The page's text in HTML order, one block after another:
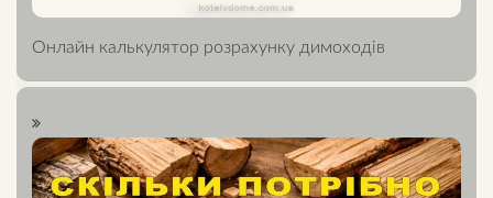
Онлайн калькулятор розрахунку димоходів